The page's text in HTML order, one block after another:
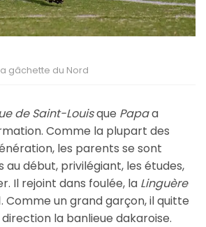
gâchette du Nord
de Saint-Louisque Papaa
Comme la plupart des
les parents se sont
début, privilégiant, les études,
Il rejoint dans foulée, la Linguère
Comme un grand garçon, il quitte
la banlieue dakaroise.